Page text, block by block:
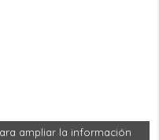
ampliar la información